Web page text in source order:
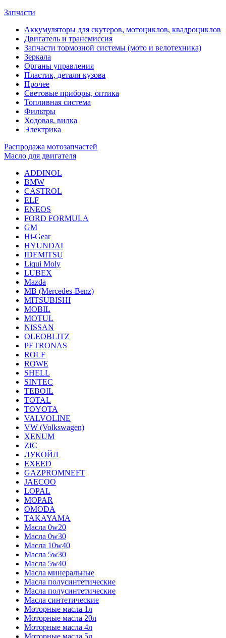
Запчасти
Аккумуляторы для скутеров, мотоциклов, квадроциклов
Двигатель и трансмиссия
Запчасти тормозной системы (мото и велотехника)
Зеркала
Органы управления
Пластик, детали кузова
Прочее
Световые приборы, оптика
Топливная система
Фильтры
Ходовая, вилка
Электрика
Распродажа мотозапчастей
Масло для двигателя
ADDINOL
BMW
CASTROL
ELF
ENEOS
FORD FORMULA
GM
Hi-Gear
HYUNDAI
IDEMITSU
Liqui Moly
LUBEX
Mazda
MB (Mercedes-Вenz)
MITSUBISHI
MOBIL
MOTUL
NISSAN
OLEOBLITZ
PETRONAS
ROLF
ROWE
SHELL
SINTEC
TEBOIL
TOTAL
TOYOTA
VALVOLINE
VW (Volkswagen)
XENUM
ZIC
ЛУКОЙЛ
EXEED
GAZPROMNEFT
JAECOO
LOPAL
MOPAR
OMODA
TAKAYAMA
Масла 0w20
Масла 0w30
Масла 10w40
Масла 5w30
Масла 5w40
Масла минеральные
Масла полусинтетические
Масла полусинтетические
Масла синтетические
Моторные масла 1л
Моторные масла 20л
Моторные масла 4л
Моторные масла 5л